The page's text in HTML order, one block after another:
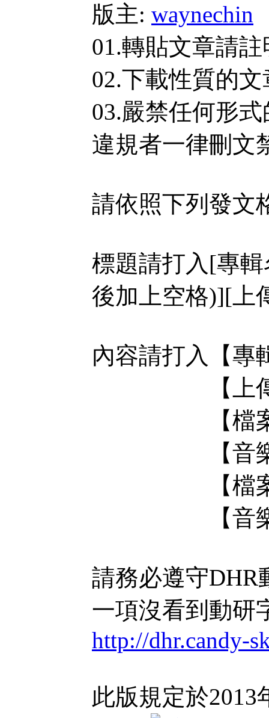
版主: waynechin
01.轉貼文章請
02.下載性質的
03.嚴禁任何形
違規者一律刪文
請依照下列發文
標題請打入[專
後加上空格)][上
內容請打入【專
【上傳空
【檔案大
【音樂格
【檔案載
【音樂圖
請務必遵守DHR
一項沒看到動研
http://dhr.candy-
此版規定於2013